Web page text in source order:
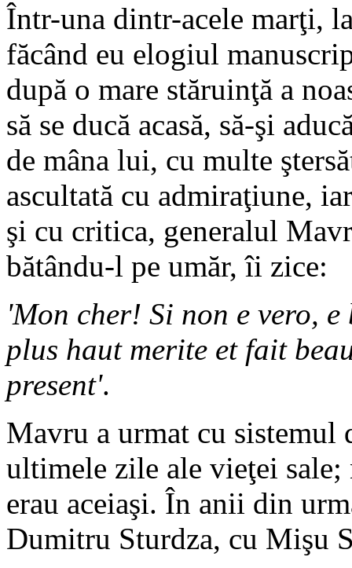
Într-una dintr-acele marţi,
făcând eu elogiul
după o mare stăruinţă a
să se ducă acasă, să-şi
de mâna lui, cu multe
ascultată cu admiraţiune,
şi cu critica, generalul
bătându-l pe umăr, îi zice:
'Mon cher! Si non e vero,
plus haut merite et fait
present'.
Mavru a urmat cu sistemul
ultimele zile ale vieţei
erau aceiaşi. În anii din
Dumitru Sturdza, cu Mişu